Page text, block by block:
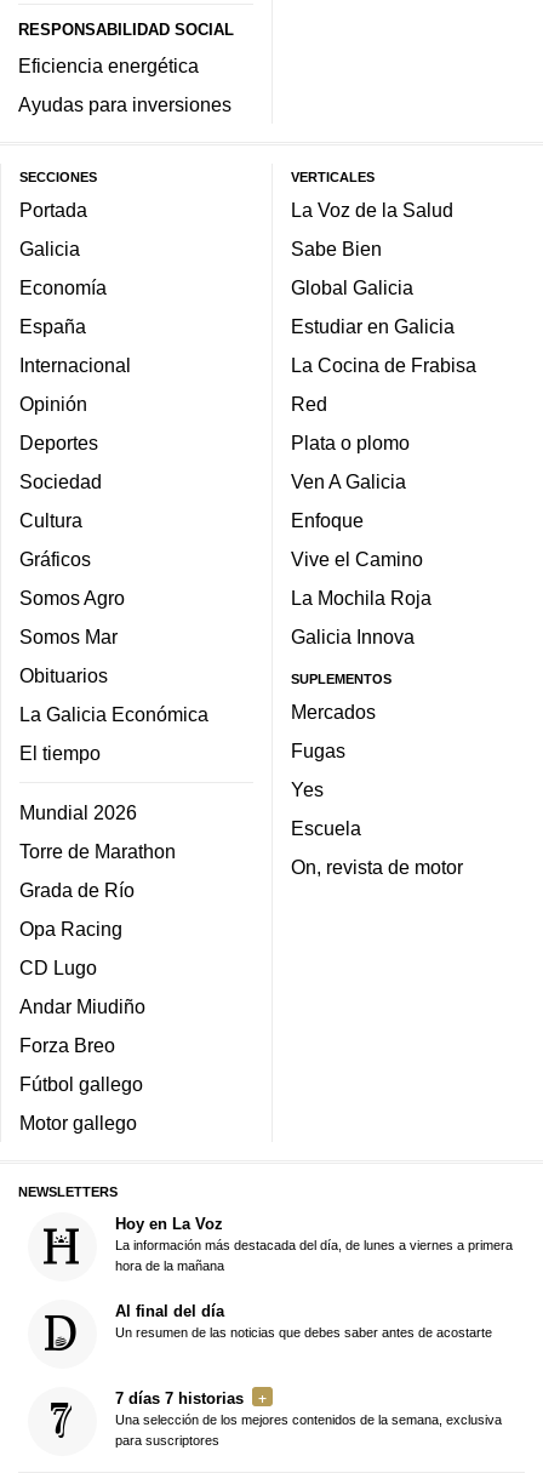
RESPONSABILIDAD SOCIAL
Eficiencia energética
Ayudas para inversiones
SECCIONES
Portada
Galicia
Economía
España
Internacional
Opinión
Deportes
Sociedad
Cultura
Gráficos
Somos Agro
Somos Mar
Obituarios
La Galicia Económica
El tiempo
Mundial 2026
Torre de Marathon
Grada de Río
Opa Racing
CD Lugo
Andar Miudiño
Forza Breo
Fútbol gallego
Motor gallego
VERTICALES
La Voz de la Salud
Sabe Bien
Global Galicia
Estudiar en Galicia
La Cocina de Frabisa
Red
Plata o plomo
Ven A Galicia
Enfoque
Vive el Camino
La Mochila Roja
Galicia Innova
SUPLEMENTOS
Mercados
Fugas
Yes
Escuela
On, revista de motor
NEWSLETTERS
Hoy en La Voz
La información más destacada del día, de lunes a viernes a primera
hora de la mañana
Al final del día
Un resumen de las noticias que debes saber antes de acostarte
7 días 7 historias
Una selección de los mejores contenidos de la semana, exclusiva
para suscriptores